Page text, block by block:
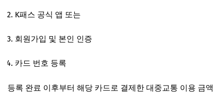
K패스 공식 앱 또는
회원가입 및 본인 인증
카드 번호 등록
등록 완료 이후부터 해당 카드로 결제한 대중교통 이용 금액